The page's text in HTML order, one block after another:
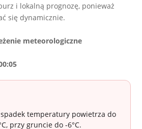
i lokalną prognozę, ponieważ
się dynamicznie.
meteorologiczne
temperatury powietrza do
przy gruncie do -6°C.